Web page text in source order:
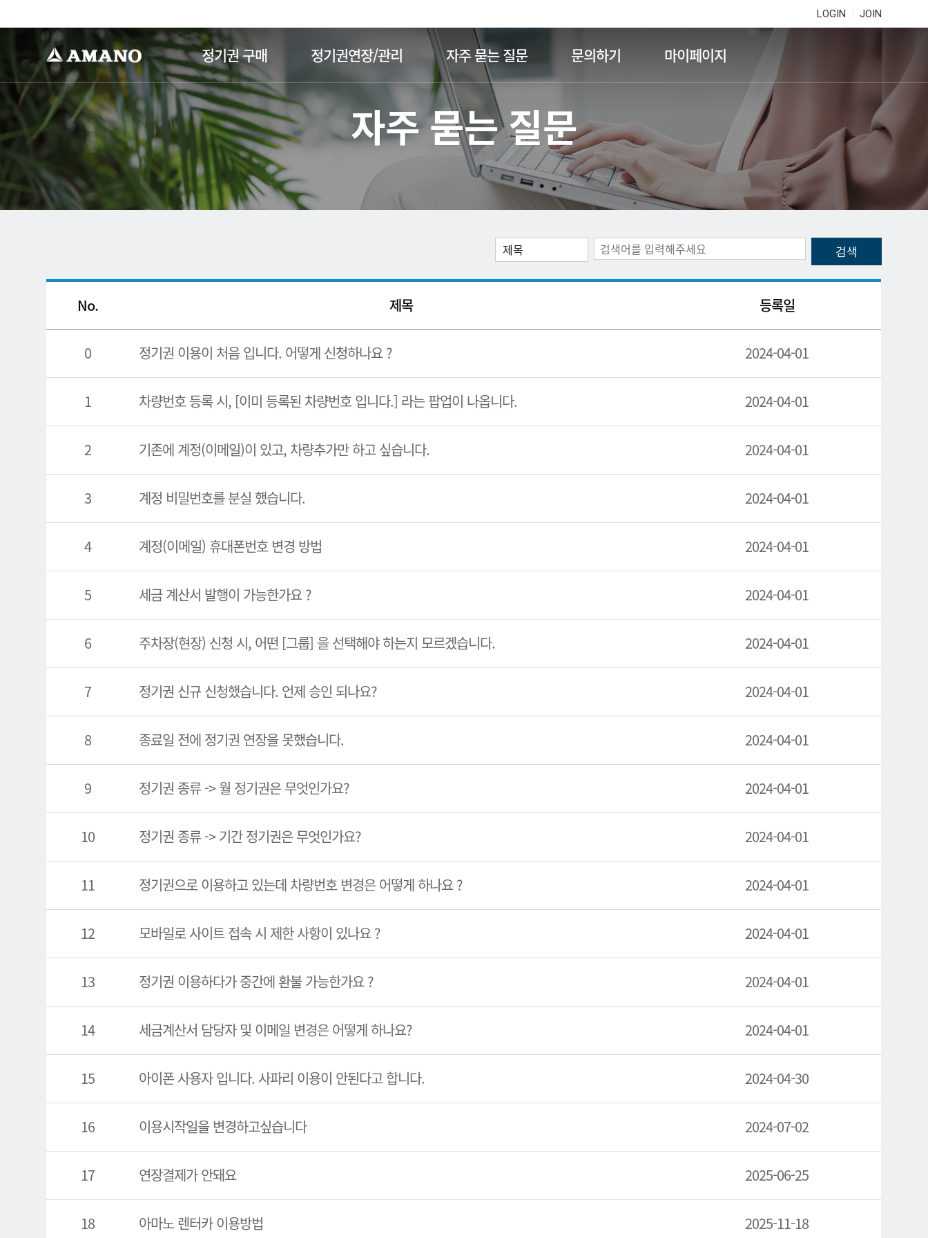
LOGIN JOIN
정기권 구매 정기권연장/관리 자주 묻는 질문 문의하기 마이페이지
자주 묻는 질문
No. 제목 등록일
0 정기권 이용이 처음 입니다. 어떻게 신청하나요 ? 2024-04-01
1 차량번호 등록 시, [이미 등록된 차량번호 입니다.] 라는 팝업이 나옵니다. 2024-04-01
2 기존에 계정(이메일)이 있고, 차량추가만 하고 싶습니다. 2024-04-01
3 계정 비밀번호를 분실 했습니다. 2024-04-01
4 계정(이메일) 휴대폰번호 변경 방법 2024-04-01
5 세금 계산서 발행이 가능한가요 ? 2024-04-01
6 주차장(현장) 신청 시, 어떤 [그룹] 을 선택해야 하는지 모르겠습니다. 2024-04-01
7 정기권 신규 신청했습니다. 언제 승인 되나요? 2024-04-01
8 종료일 전에 정기권 연장을 못했습니다. 2024-04-01
9 정기권 종류 -> 월 정기권은 무엇인가요? 2024-04-01
10 정기권 종류 -> 기간 정기권은 무엇인가요? 2024-04-01
11 정기권으로 이용하고 있는데 차량번호 변경은 어떻게 하나요 ? 2024-04-01
12 모바일로 사이트 접속 시 제한 사항이 있나요 ? 2024-04-01
13 정기권 이용하다가 중간에 환불 가능한가요 ? 2024-04-01
14 세금계산서 담당자 및 이메일 변경은 어떻게 하나요? 2024-04-01
15 아이폰 사용자 입니다. 사파리 이용이 안된다고 합니다. 2024-04-30
16 이용시작일을 변경하고싶습니다 2024-07-02
17 연장결제가 안돼요 2025-06-25
18 아마노 렌터카 이용방법 2025-11-18